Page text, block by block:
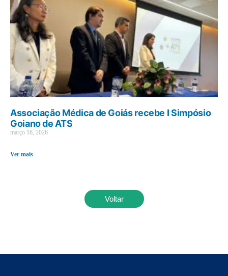
Associação Médica de Goiás recebe I Simpósio
Goiano de ATS
março 16, 2026
Ver mais
Voltar